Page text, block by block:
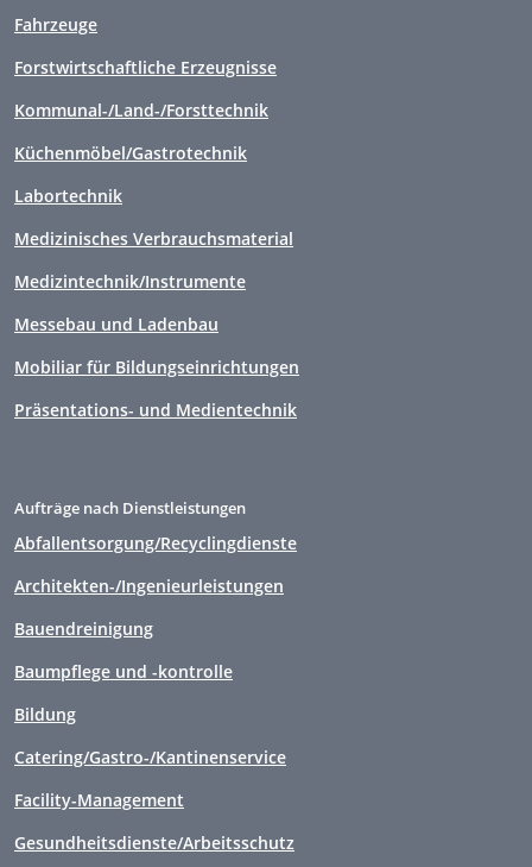
Fahrzeuge
Forstwirtschaftliche Erzeugnisse
Kommunal-/Land-/Forsttechnik
Küchenmöbel/Gastrotechnik
Labortechnik
Medizinisches Verbrauchsmaterial
Medizintechnik/Instrumente
Messebau und Ladenbau
Mobiliar für Bildungseinrichtungen
Präsentations- und Medientechnik
Aufträge nach Dienstleistungen
Abfallentsorgung/Recyclingdienste
Architekten-/Ingenieurleistungen
Bauendreinigung
Baumpflege und -kontrolle
Bildung
Catering/Gastro-/Kantinenservice
Facility-Management
Gesundheitsdienste/Arbeitsschutz